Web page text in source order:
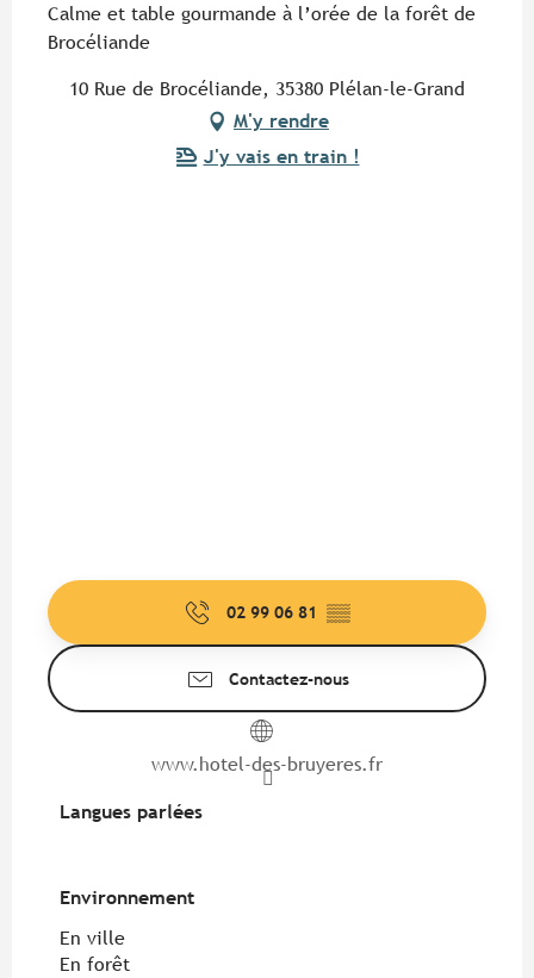
Calme et table gourmande à l’orée de la forêt de
Brocéliande
10 Rue de Brocéliande, 35380 Plélan-le-Grand
M'y rendre
J'y vais en train !
02 99 06 81 ▒▒
Contactez-nous
www.hotel-des-bruyeres.fr
Langues parlées
Langues parlées
Environnement
Environnement
En ville
En forêt